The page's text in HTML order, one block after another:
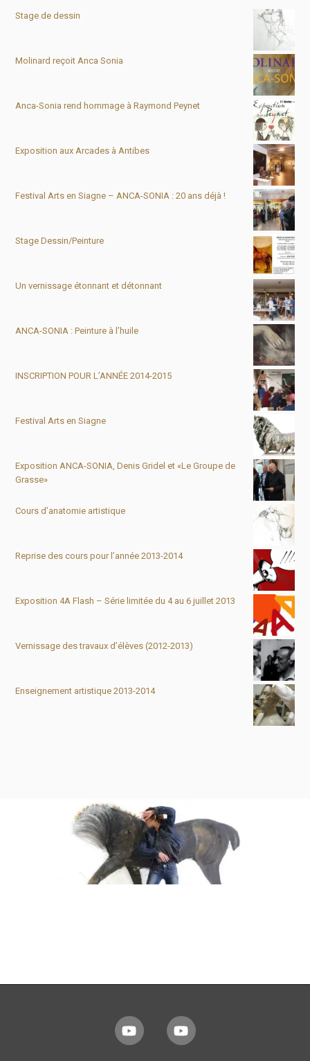
Stage de dessin
Molinard reçoit Anca Sonia
Anca-Sonia rend hommage à Raymond Peynet
Exposition aux Arcades à Antibes
Festival Arts en Siagne – ANCA-SONIA : 20 ans déjà !
Stage Dessin/Peinture
Un vernissage étonnant et détonnant
ANCA-SONIA : Peinture à l’huile
INSCRIPTION POUR L’ANNÉE 2014-2015
Festival Arts en Siagne
Exposition ANCA-SONIA, Denis Gridel et «Le Groupe de
Grasse»
Cours d’anatomie artistique
Reprise des cours pour l’année 2013-2014
Exposition 4A Flash – Série limitée du 4 au 6 juillet 2013
Vernissage des travaux d’élèves (2012-2013)
Enseignement artistique 2013-2014